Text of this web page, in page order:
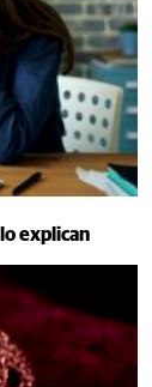
lo explican